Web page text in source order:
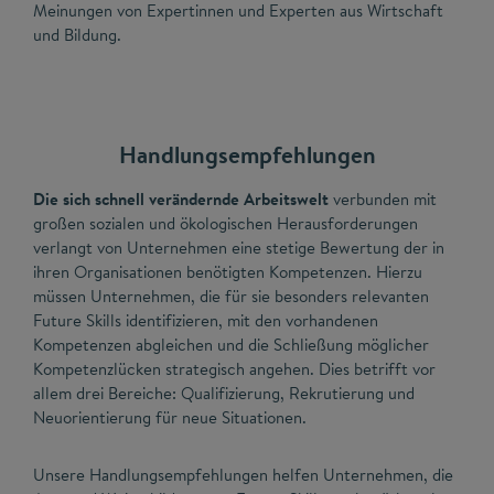
Meinungen von Expertinnen und Experten aus Wirtschaft
und Bildung.
Handlungsempfehlungen
Die sich schnell verändernde Arbeitsweltverbunden mit
großen sozialen und ökologischen Herausforderungen
verlangt von Unternehmen eine stetige Bewertung der in
ihren Organisationen benötigten Kompetenzen. Hierzu
müssen Unternehmen, die für sie besonders relevanten
Future Skills identifizieren, mit den vorhandenen
Kompetenzen abgleichen und die Schließung möglicher
Kompetenzlücken strategisch angehen. Dies betrifft vor
allem drei Bereiche: Qualifizierung, Rekrutierung und
Neuorientierung für neue Situationen.
Unsere Handlungsempfehlungen helfen Unternehmen, die